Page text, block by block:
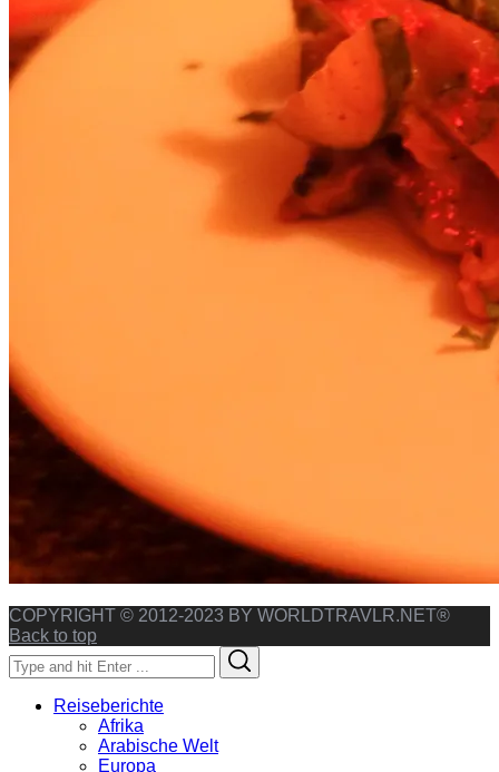
COPYRIGHT © 2012-2023 BY WORLDTRAVLR.NET®
Back to top
Search
for:
Reiseberichte
Afrika
Arabische Welt
Europa